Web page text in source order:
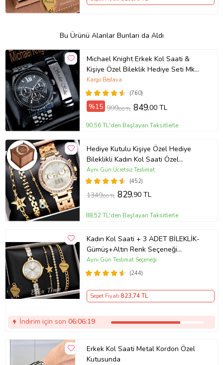
Bu Ürünü Alanlar Bunları da Aldı
Michael Knight Erkek Kol Saati &
Kişiye Özel Bileklik Hediye Seti Mk
SiyahİçiGümüş
(760)
Kargo Bedava
%15 999,00 TL 849,00 TL
90,56 TL'den Başlayan Taksitlerle
Hediye Kutulu Kişiye Özel Hediye
Bileklikli Kadın Kol Saati Özel
Kutusunda (Gold)
(452)
Aynı Gün Ücretsiz Teslimat
1349,00 TL 829,90 TL
88,52 TL'den Başlayan Taksitlerle
Kadın Kol Saati + 3 ADET BİLEKLİK-
Gümüş+Altın Renk Seçeneği
ayarlanabilir kordon Kadın Kol Saati
BİLEKLİK HEDİYE Altın Renk - Kız
(244)
Aynı Gün Teslimat Seçeneği
Sepet Fiyatı 823,74 TL
İndirim için son 06:06:18
Erkek Kol Saati Metal Kordon Özel
Kutusunda